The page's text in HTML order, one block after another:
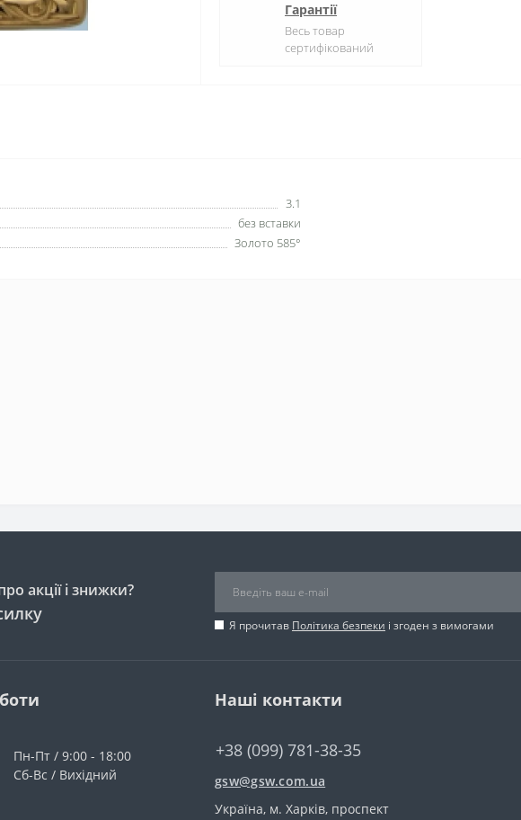
Гарантії
Весь товар
сертифікований
3.1
без вставки
Золото 585°
акції і знижки?
Я прочитав Політика безпеки і згоден з вимогами
Пн-Пт / 9:00 - 18:00
Сб-Вс / Вихідний
Наші контакти
+38 (099) 781-38-35
gsw@gsw.com.ua
Україна, м. Харків, проспект